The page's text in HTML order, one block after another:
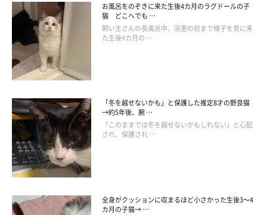
お風呂をのぞきに来た生後4カ月のラグドールの子
猫 どこへでも …
飼い主さんの長風呂中、浴室の前まで様子を見に来
た生後4カ月の …
「冬を越せないかも」と保護した推定8才の野良猫
→約5年後、腕 …
「このままでは冬を越せないかもしれない」と心配
され、保護され …
全身がクッションに収まるほど小さかった生後3～4
カ月の子猫→ …